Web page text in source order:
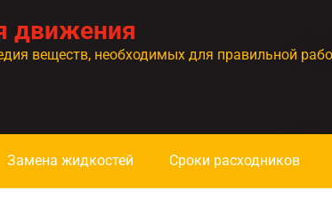
движения
веществ, необходимых для правильной
Замена жидкостей Сроки расходников